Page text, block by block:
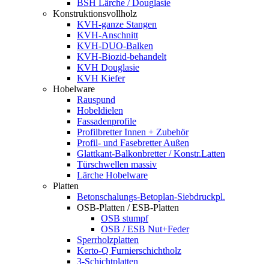
BSH Lärche / Douglasie
Konstruktionsvollholz
KVH-ganze Stangen
KVH-Anschnitt
KVH-DUO-Balken
KVH-Biozid-behandelt
KVH Douglasie
KVH Kiefer
Hobelware
Rauspund
Hobeldielen
Fassadenprofile
Profilbretter Innen + Zubehör
Profil- und Fasebretter Außen
Glattkant-Balkonbretter / Konstr.Latten
Türschwellen massiv
Lärche Hobelware
Platten
Betonschalungs-Betoplan-Siebdruckpl.
OSB-Platten / ESB-Platten
OSB stumpf
OSB / ESB Nut+Feder
Sperrholzplatten
Kerto-Q Furnierschichtholz
3-Schichtplatten